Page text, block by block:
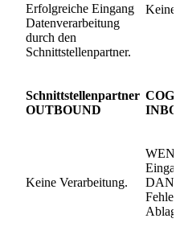
Erfolgreiche Eingang
Datenverarbeitung
durch den
Schnittstellenpartner.
Keine
Schnittstellenpartner
OUTBOUND
Keine Verarbeitung.